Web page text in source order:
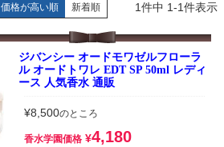
価格が高い順 新着順 1件中 1-1件表示
ジバンシー オードモワゼルフローラ
ル オードトワレ EDT SP 50ml レディ
ース 人気香水 通販
¥8,500のところ
香水学園価格 ¥4,180